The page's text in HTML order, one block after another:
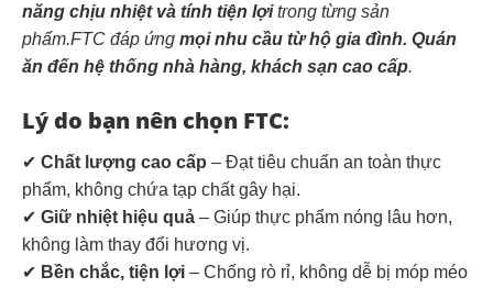
năng chịu nhiệt và tính tiện lợitrong từng sản
phẩm.FTC đáp ứng mọi nhu cầu từ hộ gia đình. Quán
ăn đến hệ thống nhà hàng, khách sạn cao cấp.
Lý do bạn nên chọn FTC:
✔ Chất lượng cao cấp – Đạt tiêu chuẩn an toàn thực
phẩm, không chứa tạp chất gây hại.
✔ Giữ nhiệt hiệu quả – Giúp thực phẩm nóng lâu hơn,
không làm thay đổi hương vị.
✔ Bền chắc, tiện lợi – Chống rò rỉ, không dễ bị móp méo